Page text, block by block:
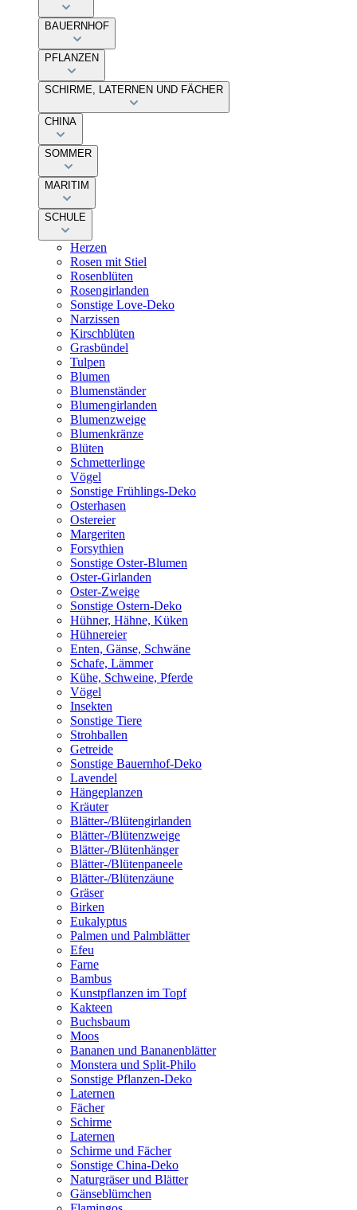
BAUERNHOF
PFLANZEN
SCHIRME, LATERNEN UND FÄCHER
CHINA
SOMMER
MARITIM
SCHULE
Herzen
Rosen mit Stiel
Rosenblüten
Rosengirlanden
Sonstige Love-Deko
Narzissen
Kirschblüten
Grasbündel
Tulpen
Blumen
Blumenständer
Blumengirlanden
Blumenzweige
Blumenkränze
Blüten
Schmetterlinge
Vögel
Sonstige Frühlings-Deko
Osterhasen
Ostereier
Margeriten
Forsythien
Sonstige Oster-Blumen
Oster-Girlanden
Oster-Zweige
Sonstige Ostern-Deko
Hühner, Hähne, Küken
Hühnereier
Enten, Gänse, Schwäne
Schafe, Lämmer
Kühe, Schweine, Pferde
Vögel
Insekten
Sonstige Tiere
Strohballen
Getreide
Sonstige Bauernhof-Deko
Lavendel
Hängeplanzen
Kräuter
Blätter-/Blütengirlanden
Blätter-/Blütenzweige
Blätter-/Blütenhänger
Blätter-/Blütenpaneele
Blätter-/Blütenzäune
Gräser
Birken
Eukalyptus
Palmen und Palmblätter
Efeu
Farne
Bambus
Kunstpflanzen im Topf
Kakteen
Buchsbaum
Moos
Bananen und Bananenblätter
Monstera und Split-Philo
Sonstige Pflanzen-Deko
Laternen
Fächer
Schirme
Laternen
Schirme und Fächer
Sonstige China-Deko
Naturgräser und Blätter
Gänseblümchen